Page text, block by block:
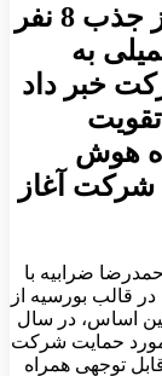
مدیرعامل شرکت بیمه سامان از جذب 8 نفر
به‌
خبر داد
هوش
شرکت آغاز
ضرابیه با
در قالب بورسیه از
اساس، در سال
مورد حمایت شرکت
توجهی همراه